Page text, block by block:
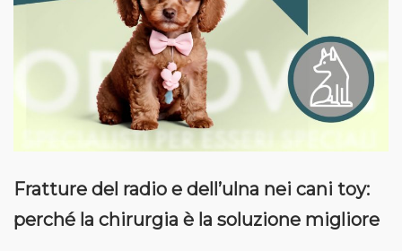
Fratture del radio e dell’ulna nei cani toy:
perché la chirurgia è la soluzione migliore